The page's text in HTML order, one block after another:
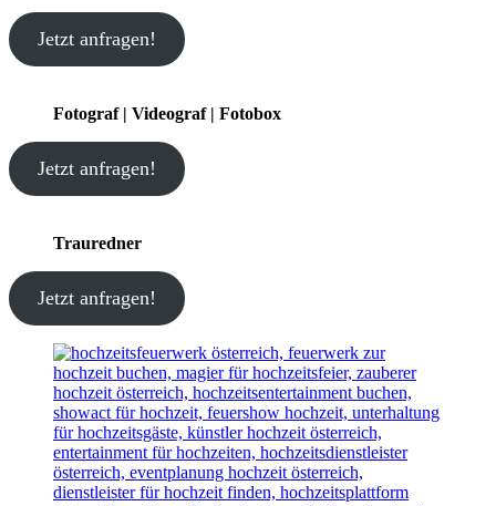
Jetzt anfragen!
Fotograf | Videograf | Fotobox
Jetzt anfragen!
Trauredner
Jetzt anfragen!